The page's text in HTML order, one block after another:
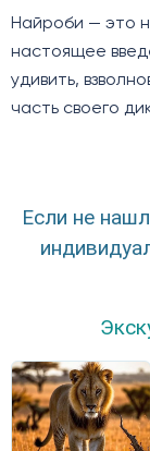
Найроби — это
настоящее
удивить,
часть своего
Если не